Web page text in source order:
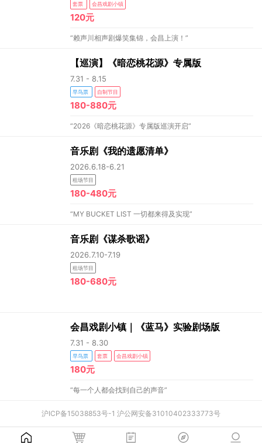
套票 会昌戏剧小镇
120元
“赖声川相声剧爆笑集锦，会昌上演！”
【巡演】《暗恋桃花源》专属版
7.31 - 8.15
早鸟票 自制节目
180-880元
“2026《暗恋桃花源》专属版巡演开启”
音乐剧《我的遗愿清单》
2026.6.18-6.21
租场节目
180-480元
“MY BUCKET LIST 一切都来得及实现”
音乐剧《谋杀歌谣》
2026.7.10-7.19
租场节目
180-680元
会昌戏剧小镇｜《蓝马》实验剧场版
7.31 - 8.30
早鸟票 套票 会昌戏剧小镇
180元
“每一个人都会找到自己的声音”
沪ICP备15038853号-1 沪公网安备31010402333773号